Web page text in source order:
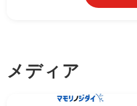
メディア